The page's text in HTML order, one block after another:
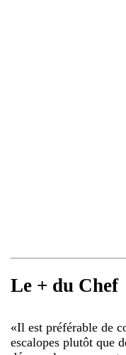
Le + du Chef
«Il est préférable de
escalopes plutôt que